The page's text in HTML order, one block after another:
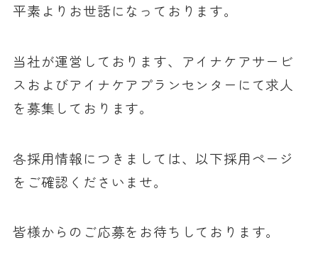
平素よりお世話になっております。
当社が運営しております、アイナケアサービ
スおよびアイナケアプランセンターにて求人
を募集しております。
各採用情報につきましては、以下採用ページ
をご確認くださいませ。
皆様からのご応募をお待ちしております。